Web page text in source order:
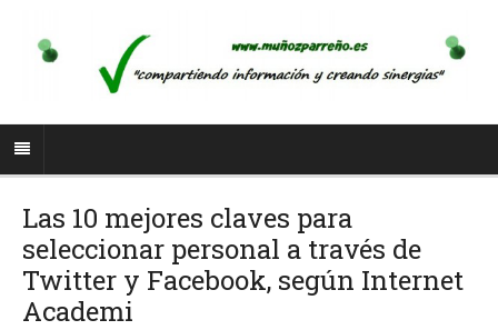
Las 10 mejores claves para
seleccionar personal a través de
Twitter y Facebook, según Internet
Academi